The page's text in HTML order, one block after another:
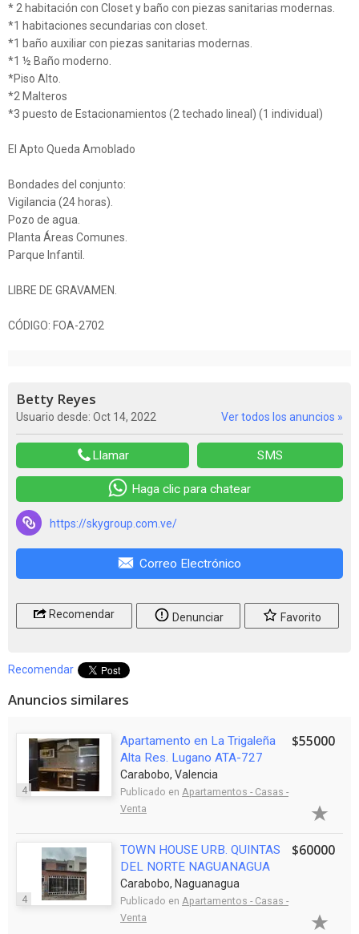
* 2 habitación con Closet y baño con piezas sanitarias modernas.
*1 habitaciones secundarias con closet.
*1 baño auxiliar con piezas sanitarias modernas.
*1 ½ Baño moderno.
*Piso Alto.
*2 Malteros
*3 puesto de Estacionamientos (2 techado lineal) (1 individual)
El Apto Queda Amoblado
Bondades del conjunto:
Vigilancia (24 horas).
Pozo de agua.
Planta Áreas Comunes.
Parque Infantil.
LIBRE DE GRAVAMEN.
CÓDIGO: FOA-2702
Betty Reyes
Usuario desde: Oct 14, 2022 Ver todos los anuncios »
Llamar SMS
Haga clic para chatear
https://skygroup.com.ve/
Correo Electrónico
Recomendar Denunciar Favorito
Recomendar
Anuncios similares
4
Apartamento en La Trigaleña
Alta Res. Lugano ATA-727
Carabobo, Valencia
Publicado en Apartamentos - Casas -
Venta
$55000
4
TOWN HOUSE URB. QUINTAS
DEL NORTE NAGUANAGUA
Carabobo, Naguanagua
Publicado en Apartamentos - Casas -
Venta
$60000